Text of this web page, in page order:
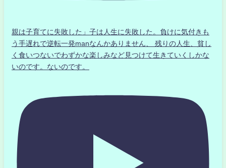
親は子育てに失敗した」子は人生に失敗した。負けに気付きも
う手遅れで逆転一発manなんかありません、 残りの人生、貧し
く食いつないでわずかな楽しみなど見つけて生きていくしかな
いのです。ないのです。